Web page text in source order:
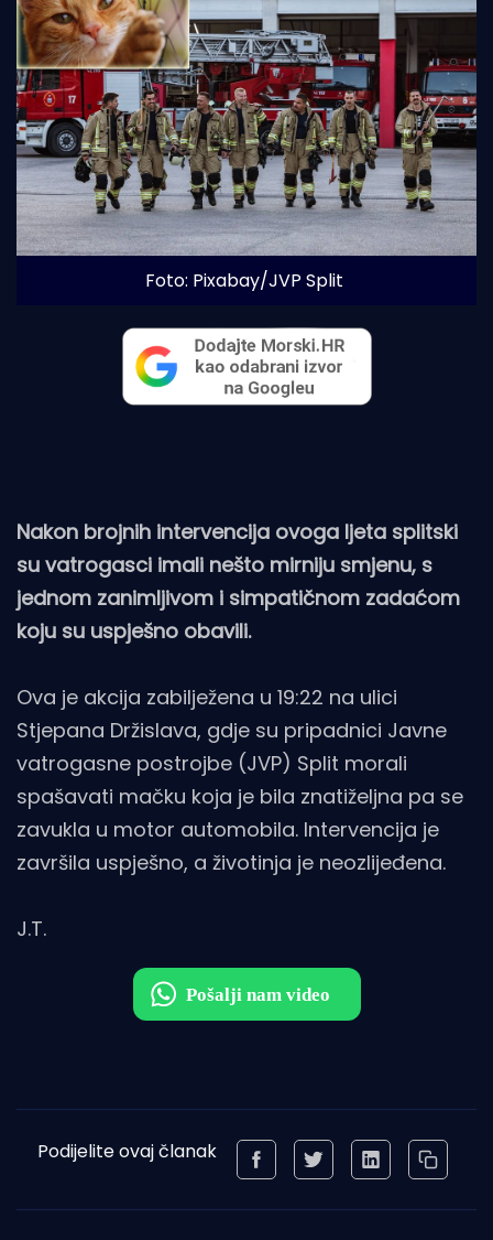
Foto: Pixabay/JVP Split
Nakon brojnih intervencija ovoga ljeta splitski
su vatrogasci imali nešto mirniju smjenu, s
jednom zanimljivom i simpatičnom zadaćom
koju su uspješno obavili.
Ova je akcija zabilježena u 19:22 na ulici
Stjepana Držislava, gdje su pripadnici Javne
vatrogasne postrojbe (JVP) Split morali
spašavati mačku koja je bila znatiželjna pa se
zavukla u motor automobila. Intervencija je
završila uspješno, a životinja je neozlijeđena.
J.T.
Podijelite ovaj članak